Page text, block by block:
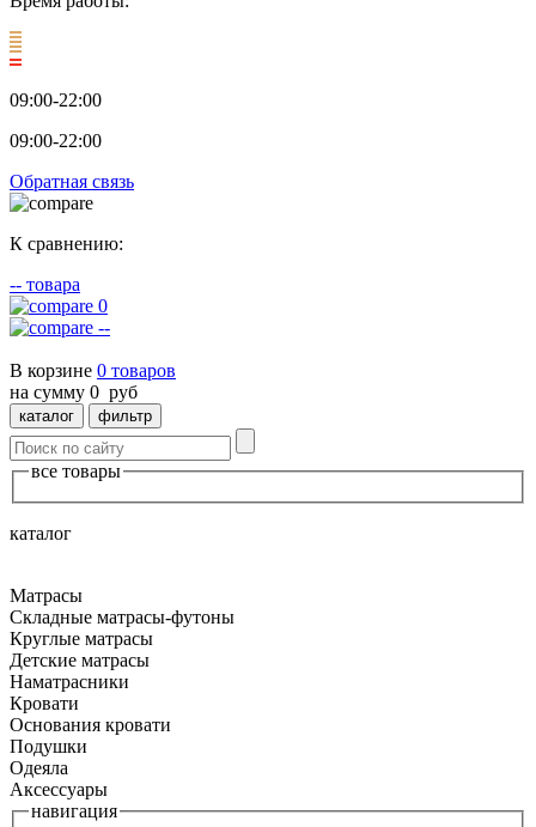
09:00-22:00
09:00-22:00
Обратная связь
К сравнению:
-- товара
0
--
В корзине 0 товаров
на сумму 0 руб
каталог фильтр
все товары
каталог
Матрасы
Складные матрасы-футоны
Круглые матрасы
Детские матрасы
Наматрасники
Кровати
Основания кровати
Подушки
Одеяла
Аксессуары
навигация